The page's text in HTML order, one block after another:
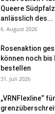
Queere
anlässlich des...
6. August 2026
Rosenaktion
können noch
bestellen
31. Juli 2026
„VRNFlexline“